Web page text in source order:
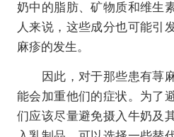
奶中的脂肪、矿物质和维生
人来说，这些成分也可能引
麻疹的发生。
因此，对于那些患有荨麻
能会加重他们的症状。为了
们应该尽量避免摄入牛奶及